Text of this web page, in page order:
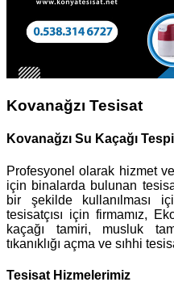
Kovanağzı Tesisat
Kovanağzı Su Kaçağı
Profesyonel olarak hizmet
için binalarda bulunan
bir şekilde kullanılması
tesisatçısı için firmamız,
kaçağı tamiri, musluk
tıkanıklığı açma ve sıhhi
Tesisat Hizmelerimiz